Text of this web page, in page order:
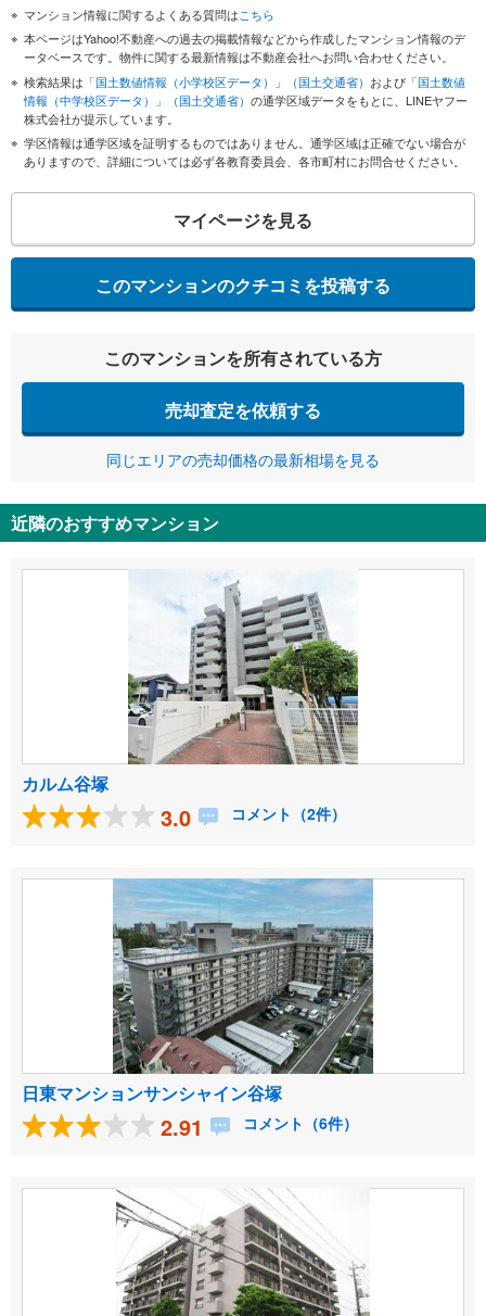
マンション情報に関するよくある質問はこちら
本ページはYahoo!不動産への過去の掲載情報などから作成したマンション情報のデ
ータベースです。物件に関する最新情報は不動産会社へお問い合わせください。
検索結果は 「国土数値情報（小学校区データ）」（国土交通省） および 「国土数値
情報（中学校区データ）」（国土交通省） の通学区域データをもとに、LINEヤフー
株式会社が提示しています。
学区情報は通学区域を証明するものではありません。通学区域は正確でない場合が
ありますので、詳細については必ず各教育委員会、各市町村にお問合せください。
マイページを見る
このマンションのクチコミを投稿する
このマンションを所有されている方
売却査定を依頼する
同じエリアの売却価格の最新相場を見る
近隣のおすすめマンション
カルム谷塚
3.0 コメント（2件）
日東マンションサンシャイン谷塚
2.91 コメント（6件）